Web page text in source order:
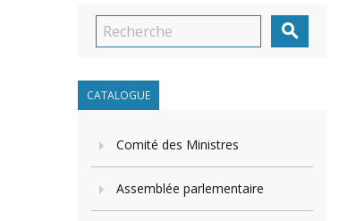

CATALOGUE
Comité des Ministres
Assemblée parlementaire